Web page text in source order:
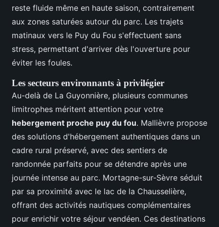
reste fluide même en haute saison, contrairement
aux zones saturées autour du parc. Les trajets
matinaux vers le Puy du Fou s'effectuent sans
stress, permettant d'arriver dès l'ouverture pour
éviter les foules.
Les secteurs environnants à privilégier
Au-delà de La Guyonnière, plusieurs communes
limitrophes méritent attention pour votre
hebergement proche puy du fou. Mallièvre propose
des solutions d'hébergement authentiques dans un
cadre rural préservé, avec des sentiers de
randonnée parfaits pour se détendre après une
journée intense au parc. Mortagne-sur-Sèvre séduit
par sa proximité avec le lac de la Chausselière,
offrant des activités nautiques complémentaires
pour enrichir votre séjour vendéen. Ces destinations